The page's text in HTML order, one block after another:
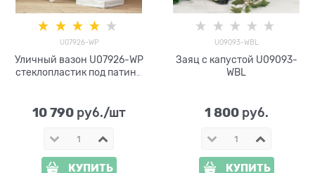
U07926-WP
Уличный вазон U07926-WP
стеклопластик под патину
10 790 руб./шт
КУПИТЬ
U09093-WBL
Заяц с капустой U09093-
WBL
1 800 руб.
КУПИТЬ